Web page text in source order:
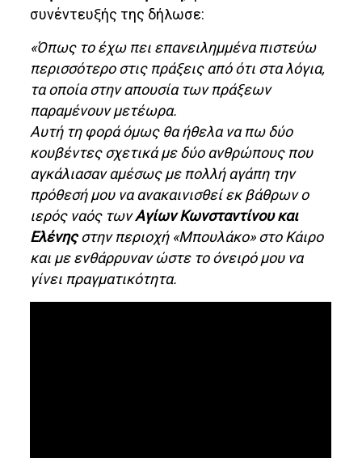
συνέντευξής της δήλωσε:
«Όπως το έχω πει επανειλημμένα πιστεύω
περισσότερο στις πράξεις από ότι στα λόγια,
τα οποία στην απουσία των πράξεων
παραμένουν μετέωρα.
Αυτή τη φορά όμως θα ήθελα να πω δύο
κουβέντες σχετικά με δύο ανθρώπους που
αγκάλιασαν αμέσως με πολλή αγάπη την
πρόθεσή μου να ανακαινισθεί εκ βάθρων ο
ιερός ναός τωνΑγίων Κωνσταντίνου και
Ελένηςστην περιοχή «Μπουλάκο» στο Κάιρο
και με ενθάρρυναν ώστε το όνειρό μου να
γίνει πραγματικότητα.